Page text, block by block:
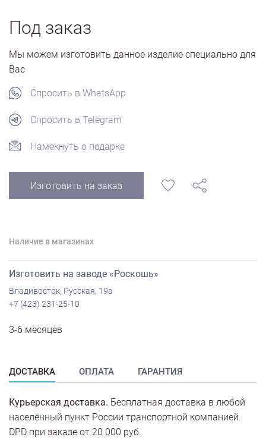
Под заказ
Мы можем изготовить данное изделие специально для
Вас
Спросить в WhatsApp
Спросить в Telegram
Намекнуть о подарке
Изготовить на заказ
Наличие в магазинах
Изготовить на заводе «Роскошь»
Владивосток, Русская, 19а
+7 (423) 231-25-10
3-6 месяцев
ДОСТАВКА ОПЛАТА ГАРАНТИЯ
Курьерская доставка. Бесплатная доставка в любой
населённый пункт России транспортной компанией
DPD при заказе от 20 000 руб.